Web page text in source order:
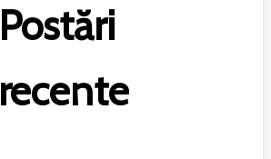
Postări
recente